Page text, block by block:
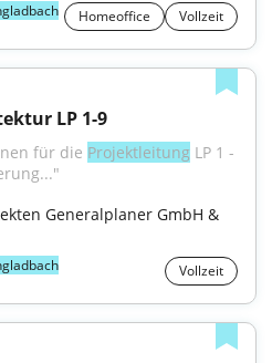
Homeoffice Vollzeit
LP 1-9
für die Projektleitung LP 1 -
Generalplaner GmbH &
Vollzeit